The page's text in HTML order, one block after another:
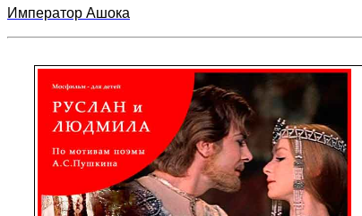
Император Ашока